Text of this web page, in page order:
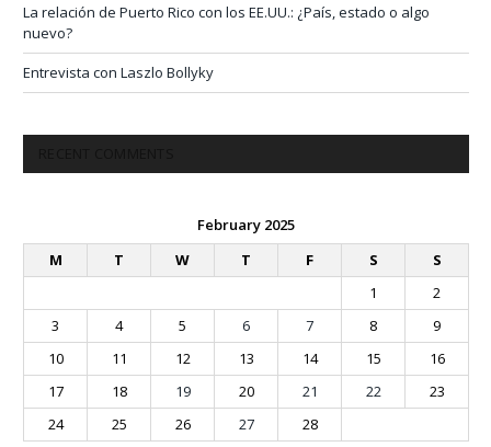
La relación de Puerto Rico con los EE.UU.: ¿País, estado o algo
nuevo?
Entrevista con Laszlo Bollyky
February 2025
M
T W T F S
S
1
2
3
4 5 6 7 8
9
10
11 12 13 14 15
16
17
18 19 20 21 22
23
24
25 26 27
28